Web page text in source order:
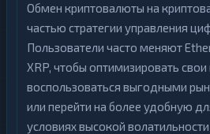
Обмен криптовалюты на
частью стратегии управления
Пользователи часто меняют
XRP, чтобы оптимизировать
воспользоваться выгодными
или перейти на более удобную
условиях высокой